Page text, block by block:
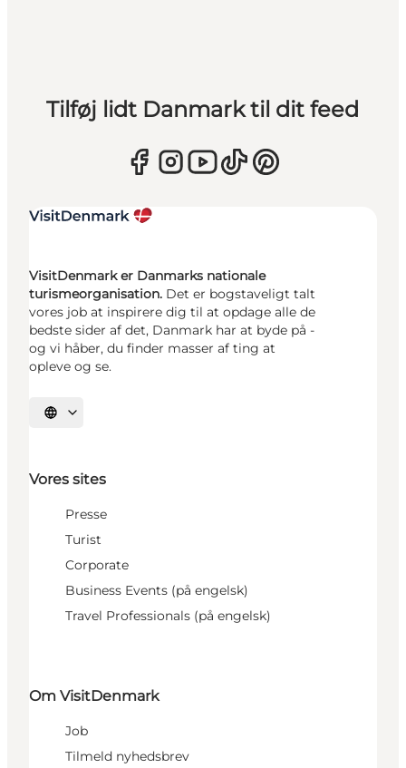
Tilføj lidt Danmark til dit feed
VisitDenmark er Danmarks nationale
turismeorganisation. Det er bogstaveligt talt
vores job at inspirere dig til at opdage alle de
bedste sider af det, Danmark har at byde på -
og vi håber, du finder masser af ting at
opleve og se.
Vælg sprog
Vores sites
Presse
Turist
Corporate
Business Events (på engelsk)
Travel Professionals (på engelsk)
Om VisitDenmark
Job
Tilmeld nyhedsbrev